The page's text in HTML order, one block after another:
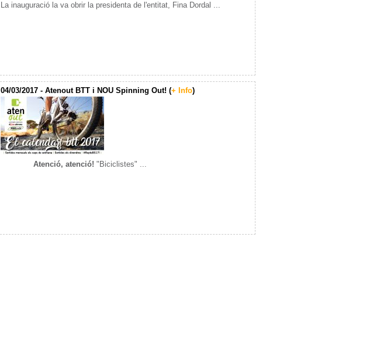
La inauguració la va obrir la presidenta de l'entitat, Fina Dordal ...
04/03/2017 - Atenout BTT i NOU Spinning Out! (+ Info)
Atenció, atenció! "Biciclistes" ...